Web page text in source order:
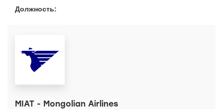
MIAT - Mongolian Airlines